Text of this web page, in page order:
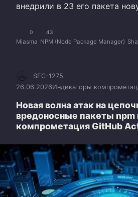
внедрили в 23 его пакета
0 43
Miasma NPM (Node Package Manager)
SEC-1275
26.06.2026Индикаторы
Новая волна атак на
вредоносные пакеты npm
компрометация GitHub